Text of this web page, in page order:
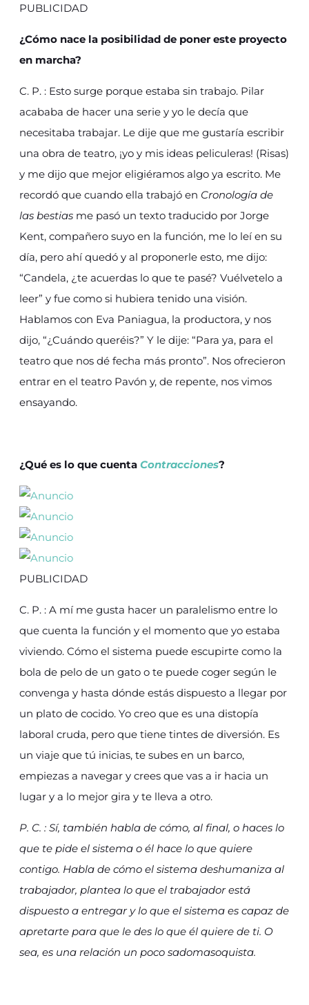
PUBLICIDAD
¿Cómo nace la posibilidad de poner este proyecto
en marcha?
C. P. : Esto surge porque estaba sin trabajo. Pilar
acababa de hacer una serie y yo le decía que
necesitaba trabajar. Le dije que me gustaría escribir
una obra de teatro, ¡yo y mis ideas peliculeras! (Risas)
y me dijo que mejor eligiéramos algo ya escrito. Me
recordó que cuando ella trabajó en Cronología de
las bestias me pasó un texto traducido por Jorge
Kent, compañero suyo en la función, me lo leí en su
día, pero ahí quedó y al proponerle esto, me dijo:
“Candela, ¿te acuerdas lo que te pasé? Vuélvetelo a
leer” y fue como si hubiera tenido una visión.
Hablamos con Eva Paniagua, la productora, y nos
dijo, “¿Cuándo queréis?” Y le dije: “Para ya, para el
teatro que nos dé fecha más pronto”. Nos ofrecieron
entrar en el teatro Pavón y, de repente, nos vimos
ensayando.
¿Qué es lo que cuenta Contracciones?
PUBLICIDAD
C. P. : A mí me gusta hacer un paralelismo entre lo
que cuenta la función y el momento que yo estaba
viviendo. Cómo el sistema puede escupirte como la
bola de pelo de un gato o te puede coger según le
convenga y hasta dónde estás dispuesto a llegar por
un plato de cocido. Yo creo que es una distopía
laboral cruda, pero que tiene tintes de diversión. Es
un viaje que tú inicias, te subes en un barco,
empiezas a navegar y crees que vas a ir hacia un
lugar y a lo mejor gira y te lleva a otro.
P. C. : Sí, también habla de cómo, al final, o haces lo
que te pide el sistema o él hace lo que quiere
contigo. Habla de cómo el sistema deshumaniza al
trabajador, plantea lo que el trabajador está
dispuesto a entregar y lo que el sistema es capaz de
apretarte para que le des lo que él quiere de ti. O
sea, es una relación un poco sadomasoquista.